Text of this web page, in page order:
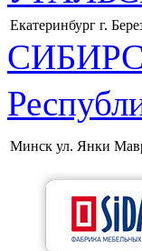
Екатеринбург г.
Минск ул. Янки